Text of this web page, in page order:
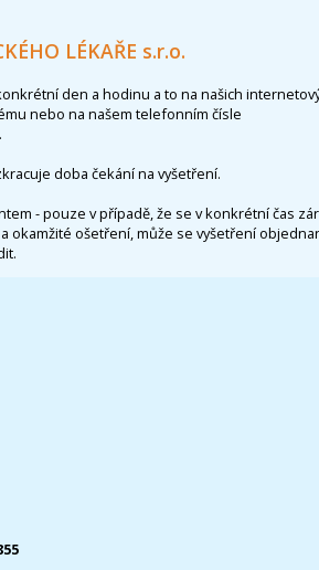
LÉKAŘE s.r.o.
den a hodinu a to na našich
nebo na našem telefonním čísle
.
doba čekání na vyšetření.
- pouze v případě, že se v konkrétní čas
okamžité ošetření, může se vyšetření